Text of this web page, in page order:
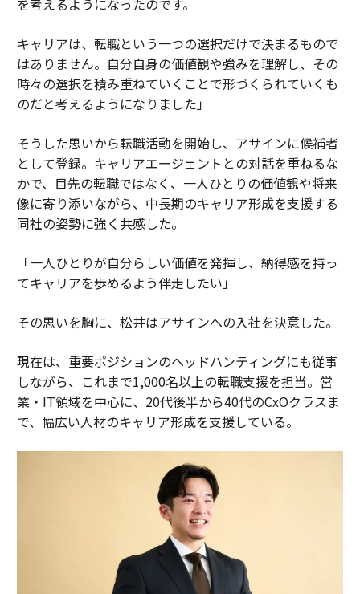
キャリアは、転職という一つの選択だけで決まるもので
はありません。自分自身の価値観や強みを理解し、その
時々の選択を積み重ねていくことで形づくられていくも
のだと考えるようになりました」
そうした思いから転職活動を開始し、アサインに候補者
として登録。キャリアエージェントとの対話を重ねるな
かで、目先の転職ではなく、一人ひとりの価値観や将来
像に寄り添いながら、中長期のキャリア形成を支援する
同社の姿勢に強く共感した。
「一人ひとりが自分らしい価値を発揮し、納得感を持っ
てキャリアを歩めるよう伴走したい」
その思いを胸に、松井はアサインへの入社を決意した。
現在は、重要ポジションのヘッドハンティングにも従事
しながら、これまで1,000名以上の転職支援を担当。営
業・IT領域を中心に、20代後半から40代のCxOクラスま
で、幅広い人材のキャリア形成を支援している。